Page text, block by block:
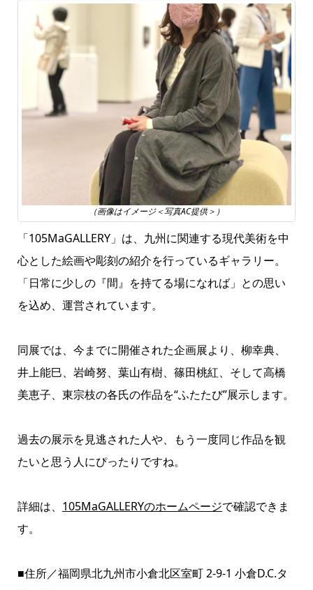
（画像はイメージ＜写真AC提供＞）
「105MaGALLERY」は、九州に関連する現代美術を中
心とした絵画や彫刻の紹介を行っているギャラリー。
「日常に少しの『間』を持てる場になれば」との思い
を込め、運営されています。
同展では、今までに開催された企画展より、柳幸典、
井上能巳、岩崎努、葉山有樹、篠田桃紅、そして高橋
美恵子、東宗枝の各氏の作品を“ふたたび”展示します。
過去の展示を見逃された人や、もう一度同じ作品を観
たいと思う人にぴったりですね。
詳細は、 105MaGALLERYのホームページで確認できま
す。
■住所／福岡県北九州市小倉北区室町 2-9-1 小倉D.C.タ